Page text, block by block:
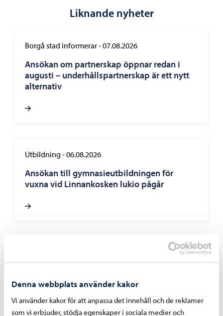
Denna webbplats använder kakor
Vi använder kakor för att anpassa det innehåll och de reklamer
som vi erbjuder, stödja egenskaper i sociala medier och
Liknande nyheter
Borgå stad informerar-07.08.2026
Ansökan om partnerskap öppnar redan i
augusti – underhållspartnerskap är ett nytt
alternativ
Utbildning -06.08.2026
Ansökan till gymnasieutbildningen för
vuxna vid Linnankosken lukio pågår
september – avgiftsgrunderna har reviderats